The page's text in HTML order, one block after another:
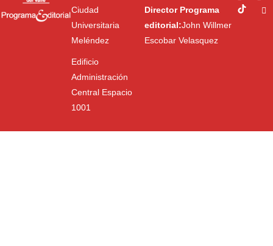
Ciudad
Universitaria
Meléndez
Edificio
Administración
Central Espacio
1001
Director Programa
editorial:John Willmer
Escobar Velasquez